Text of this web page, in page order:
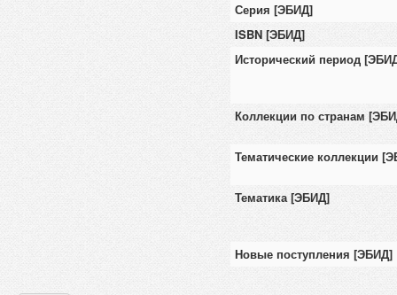
Серия [ЭБИД]
ISBN [ЭБИД]
Исторический период
Коллекции по странам
Тематические коллекции
Тематика [ЭБИД]
Новые поступления [ЭБИД]